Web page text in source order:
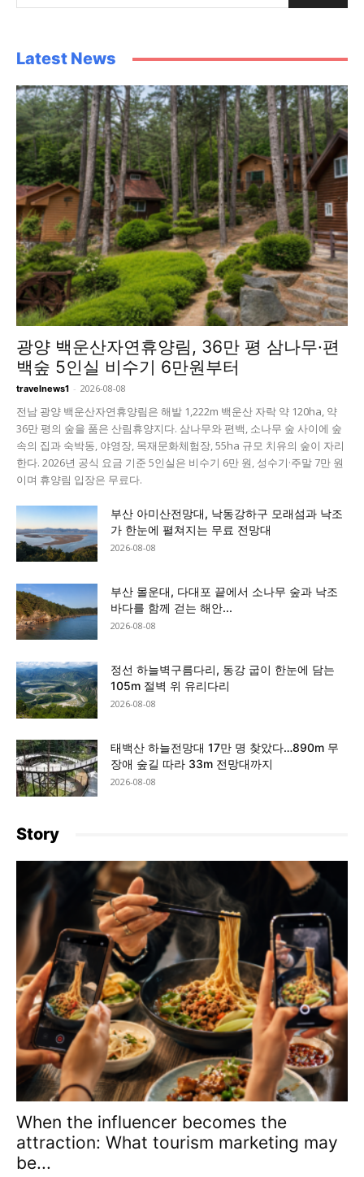
Latest News
광양 백운산자연휴양림, 36만 평 삼나무·편
백숲 5인실 비수기 6만원부터
travelnews1 - 2026-08-08
전남 광양 백운산자연휴양림은 해발 1,222m 백운산 자락 약 120ha, 약
36만 평의 숲을 품은 산림휴양지다. 삼나무와 편백, 소나무 숲 사이에 숲
속의 집과 숙박동, 야영장, 목재문화체험장, 55ha 규모 치유의 숲이 자리
한다. 2026년 공식 요금 기준 5인실은 비수기 6만 원, 성수기·주말 7만 원
이며 휴양림 입장은 무료다.
부산 아미산전망대, 낙동강하구 모래섬과 낙조
가 한눈에 펼쳐지는 무료 전망대
2026-08-08
부산 몰운대, 다대포 끝에서 소나무 숲과 낙조
바다를 함께 걷는 해안...
2026-08-08
정선 하늘벽구름다리, 동강 굽이 한눈에 담는
105m 절벽 위 유리다리
2026-08-08
태백산 하늘전망대 17만 명 찾았다…890m 무
장애 숲길 따라 33m 전망대까지
2026-08-08
Story
When the influencer becomes the
attraction: What tourism marketing may
be...